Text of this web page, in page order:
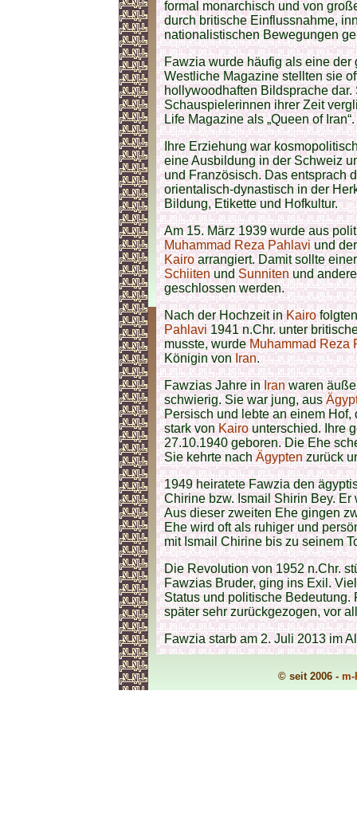
formal monarchisch und von
durch britische Einflussnahme,
nationalistischen Bewegungen
Fawzia wurde häufig als eine
Westliche Magazine stellten sie
hollywoodhaften Bildsprache
Schauspielerinnen ihrer Zeit
Life Magazine als „Queen of Iran“.
Ihre Erziehung war
eine Ausbildung in der Schweiz
und Französisch. Das entsprach
orientalisch-dynastisch in der
Bildung, Etikette und Hofkultur.
Am 15. März 1939 wurde aus
Muhammad Reza Pahlaviund
Kairoarrangiert. Damit sollte
SchiitenundSunnitenund
geschlossen werden.
Nach der Hochzeit inKairo
Pahlavi1941 n.Chr. unter
musste, wurdeMuhammad Reza
Königin vonIran.
Fawzias Jahre inIranwaren
schwierig. Sie war jung, aus
Persisch und lebte an einem
stark vonKairounterschied. Ihre
27.10.1940 geboren. Die Ehe
Sie kehrte nachÄgyptenzurück
1949 heiratete Fawzia den
Chirine bzw. Ismail Shirin Bey.
Aus dieser zweiten Ehe gingen
Ehe wird oft als ruhiger und
mit Ismail Chirine bis zu seinem
Die Revolution von 1952 n.Chr.
Fawzias Bruder, ging ins Exil.
Status und politische
später sehr zurückgezogen, vor
Fawzia starb am 2. Juli 2013 im
© seit 2006 - m-